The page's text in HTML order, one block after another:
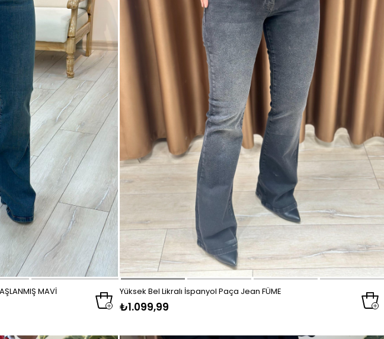
MAVİ Yüksek Bel Likralı İspanyol Paça Jean FÜME
₺1.099,99